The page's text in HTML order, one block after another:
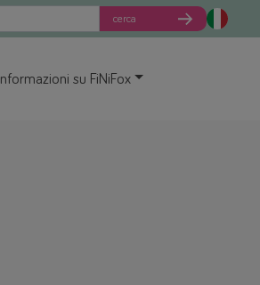
cerca
Informazioni su FiNiFox